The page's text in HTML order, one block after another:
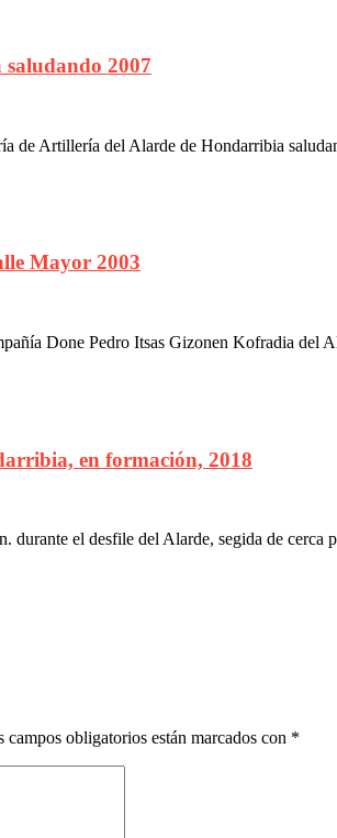
2007
de Artillería del Alarde de Hondarribia
Mayor 2003
Done Pedro Itsas Gizonen Kofradia del
en formación, 2018
durante el desfile del Alarde, segida de cerca
campos obligatorios están marcados con *